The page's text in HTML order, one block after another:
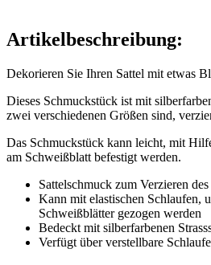
Artikelbeschreibung:
Dekorieren Sie Ihren Sattel mit etwas
Dieses Schmuckstück ist mit
zwei verschiedenen Größen sind,
Das Schmuckstück kann leicht, mit
am Schweißblatt befestigt werden.
Sattelschmuck zum Verzieren des
Kann mit elastischen Schlaufen,
Schweißblätter gezogen werden
Bedeckt mit silberfarbenen
Verfügt über verstellbare